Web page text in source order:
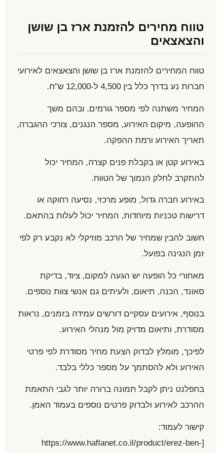
טווח מחירים להזמנת ארז בן שושן
והצאצאים
טווח המחירים להזמנת ארז בן שושן והצאצאים לאירועי
חברות נע בדרך כלל בין 4,500 ל-12,000 ש"ח.
המחיר משתנה לפי מספר גורמים, ובהם משך
ההופעה, מיקום האירוע, מספר הנגנים, צורכי ההגברה,
תאריך האירוע ורמת ההפקה.
באירוע קטן או בקבלת פנים קצרה, המחיר יכול
להתקרב לחלק הנמוך של הטווח.
באירוע חברה גדול, מופע מרכזי, נסיעה רחוקה או
דרישות טכניות מיוחדות, המחיר יכול לעלות בהתאם.
חשוב להבין שמחיר של הרכב מוזיקלי לא נקבע רק לפי
זמן הנגינה בפועל.
מאחורי כל הופעה יש הגעה למקום, ציוד, בדיקת
סאונד, הכנה, תיאום, ולעיתים גם אנשי צוות נוספים.
בנוסף, אירועים עסקיים דורשים עמידה בזמנים, נראות
מסודרת, ותיאום מדויק מול מנהלי האירוע.
לפיכך, מומלץ לבדוק הצעת מחיר מסודרת לפי פרטי
האירוע ולא להסתמך על מספר כללי בלבד.
בחפלנט ניתן לקבל תמונה ברורה יותר לגבי התאמת
ההרכב לאירוע ולבדוק פרטים נוספים בעמוד האמן.
קישור לעמוד:
[https://www.haflanet.co.il/product/erez-ben-